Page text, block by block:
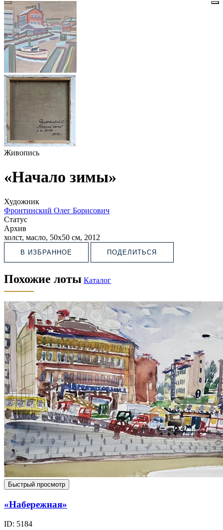
Живопись
«Начало зимы»
Художник
Фронтинский Олег Борисович
Статус
Архив
холст, масло, 50х50 см, 2012
В ИЗБРАННОЕ ПОДЕЛИТЬСЯ
Похожие лоты Каталог
Быстрый просмотр
«Набережная»
ID: 5184